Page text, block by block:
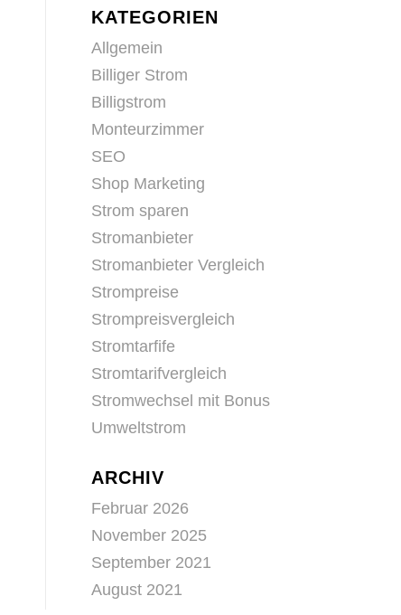
KATEGORIEN
Allgemein
Billiger Strom
Billigstrom
Monteurzimmer
SEO
Shop Marketing
Strom sparen
Stromanbieter
Stromanbieter Vergleich
Strompreise
Strompreisvergleich
Stromtarfife
Stromtarifvergleich
Stromwechsel mit Bonus
Umweltstrom
ARCHIV
Februar 2026
November 2025
September 2021
August 2021